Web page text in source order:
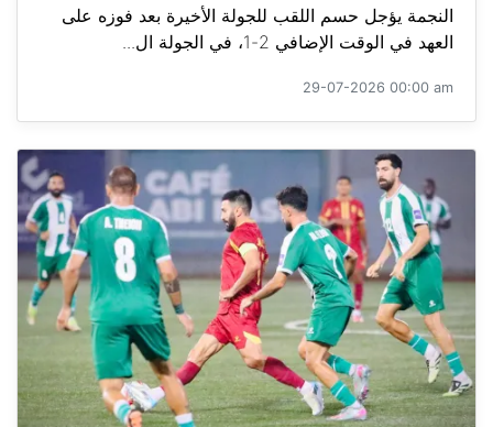
النجمة يؤجل حسم اللقب للجولة الأخيرة بعد فوزه على
العهد في الوقت الإضافي 2-1، في الجولة ال...
29-07-2026 00:00 am